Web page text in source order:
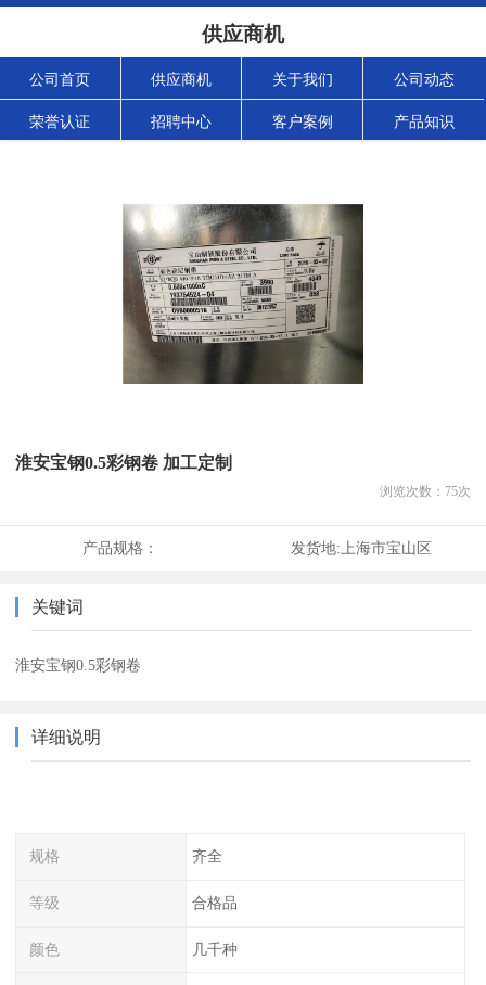
供应商机
公司首页 供应商机 关于我们 公司动态
荣誉认证 招聘中心 客户案例 产品知识
淮安宝钢0.5彩钢卷 加工定制
浏览次数： 75次
产品规格： 发货地: 上海市宝山区
关键词
淮安宝钢0.5彩钢卷
详细说明
规格 齐全
等级 合格品
颜色 几千种